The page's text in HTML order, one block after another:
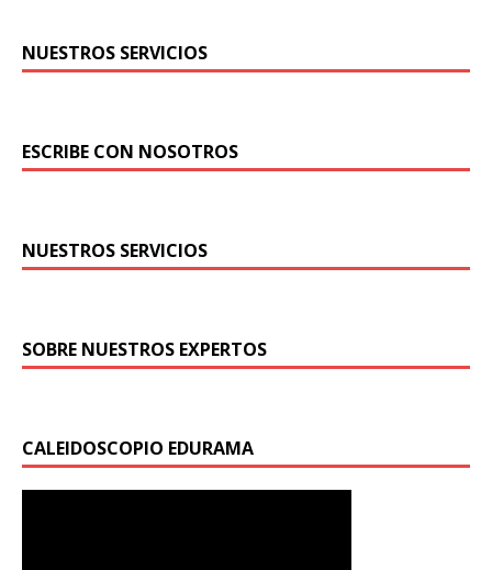
NUESTROS SERVICIOS
ESCRIBE CON NOSOTROS
NUESTROS SERVICIOS
SOBRE NUESTROS EXPERTOS
CALEIDOSCOPIO EDURAMA